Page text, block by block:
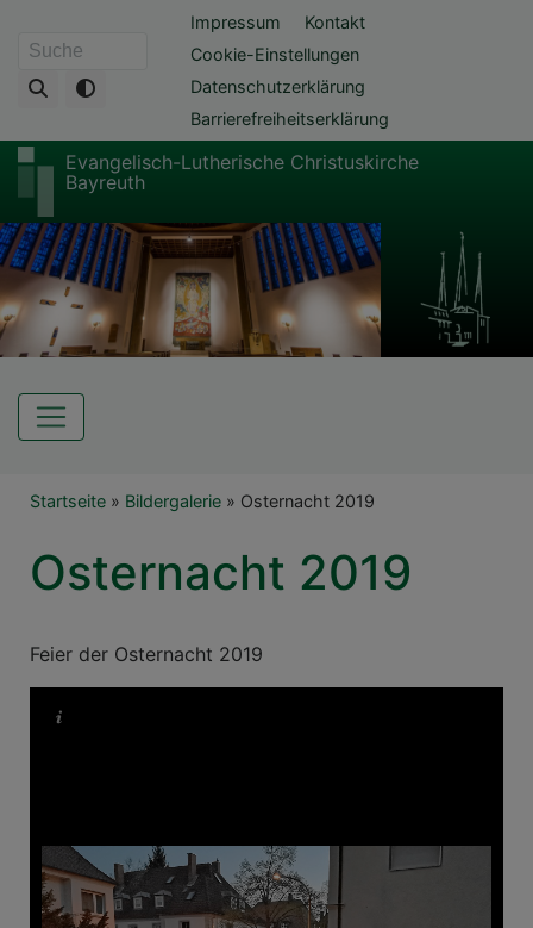
zum
Suche
Fußbereichsmenü
Impressum
Kontakt
Cookie-Einstellungen
Datenschutzerklärung
Barrierefreiheitserklärung
Evangelisch-Lutherische Christuskirche
Bayreuth
Hauptnavigation
Breadcrumb
Startseite Bildergalerie Osternacht 2019
Osternacht 2019
Feier der Osternacht 2019